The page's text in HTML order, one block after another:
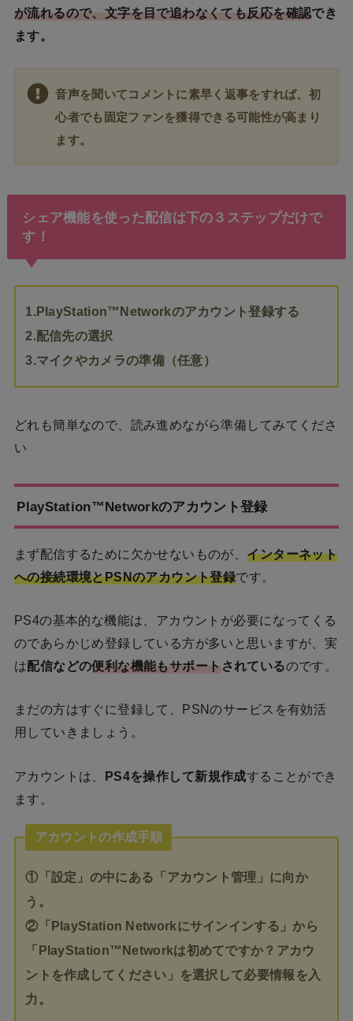
が流れるので、文字を目で追わなくても反応を確認でき
ます。
音声を聞いてコメントに素早く返事をすれば、初
心者でも固定ファンを獲得できる可能性が高まり
ます。
シェア機能を使った配信は下の３ステップだけで
す！
1.PlayStation™Networkのアカウント登録する
2.配信先の選択
3.マイクやカメラの準備（任意）
どれも簡単なので、読み進めながら準備してみてくださ
い
PlayStation™Networkのアカウント登録
まず配信するために欠かせないものが、 インターネット
への接続環境とPSNのアカウント登録です。
PS4の基本的な機能は、アカウントが必要になってくる
のであらかじめ登録している方が多いと思いますが、実
は配信などの便利な機能もサポート されているのです。
まだの方はすぐに登録して、PSNのサービスを有効活
用していきましょう。
アカウントは、 PS4を操作して新規作成することができ
ます。
アカウントの作成手順
①「設定」の中にある「アカウント管理」に向か
う。
②「PlayStation Networkにサインインする」から
「PlayStation™Networkは初めてですか？アカウ
ントを作成してください」を選択して必要情報を入
力。